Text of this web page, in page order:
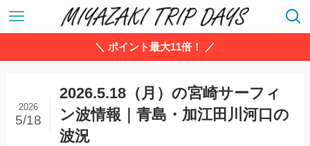
＼ ポイント最大11倍！ ／
2026.5.18（月）の宮崎サーフィ
ン波情報｜青島・加江田川河口の
波況
2026
5/18